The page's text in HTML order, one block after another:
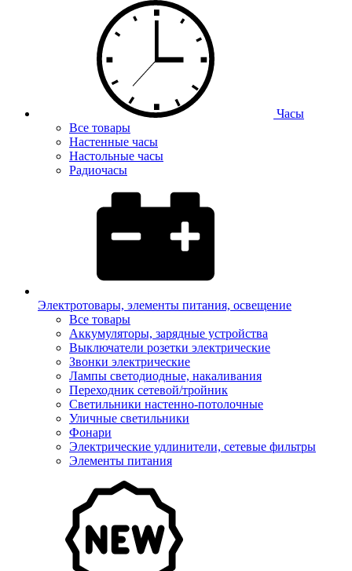
Часы
Все товары
Настенные часы
Настольные часы
Радиочасы
Электротовары, элементы питания, освещение
Все товары
Аккумуляторы, зарядные устройства
Выключатели розетки электрические
Звонки электрические
Лампы светодиодные, накаливания
Переходник сетевой/тройник
Светильники настенно-потолочные
Уличные светильники
Фонари
Электрические удлинители, сетевые фильтры
Элементы питания